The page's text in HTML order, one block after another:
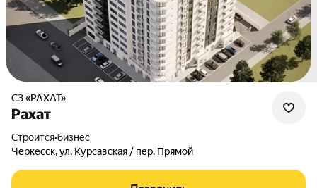
СЗ «РАХАТ»
Рахат
Строится•бизнес
Черкесск, ул. Курсавская / пер. Прямой